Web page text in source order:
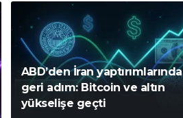
ABD’den İran yaptırımlarında
geri adım: Bitcoin ve altın
yükselişe geçti